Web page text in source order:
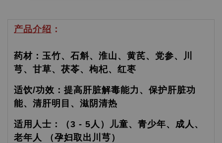
产品介绍 ：
药材：玉竹、石斛、淮山、黄芪、党参、川
芎、甘草、茯苓、枸杞、红枣
适饮/功效：提高肝脏解毒能力、保护肝脏功
能、清肝明目、滋阴清热
适用人士：（3 - 5人）儿童、青少年、成人、
老年人 （孕妇取出川芎）